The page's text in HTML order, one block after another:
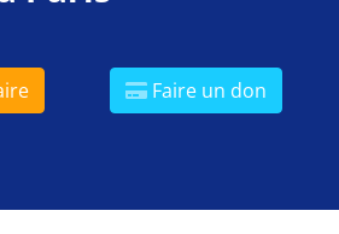
Faire un don